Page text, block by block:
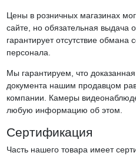
Цены в розничных магазинах
сайте, но обязательная выдача
гарантирует отсутствие обмана
персонала.
Мы гарантируем, что
документа нашим продавцом
компании. Камеры
любую информацию об этом.
Сертификация
Часть нашего товара имеет